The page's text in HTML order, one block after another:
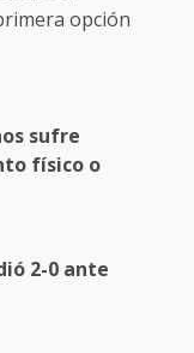
opción
sufre
físico o
2-0 ante